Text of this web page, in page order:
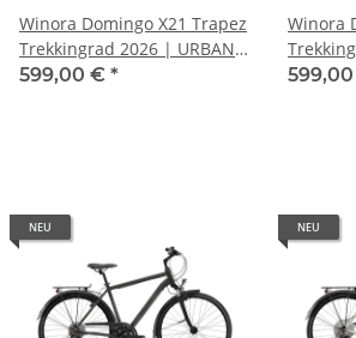
Winora Domingo X21 Trapez
Trekkingrad 2026 | URBAN
SLOPE LIGHT glänzend
599,00 € *
Winora
mist
NEU NEU